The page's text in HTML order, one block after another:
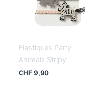
Elastiques Party
Animals Stripy
CHF9,90